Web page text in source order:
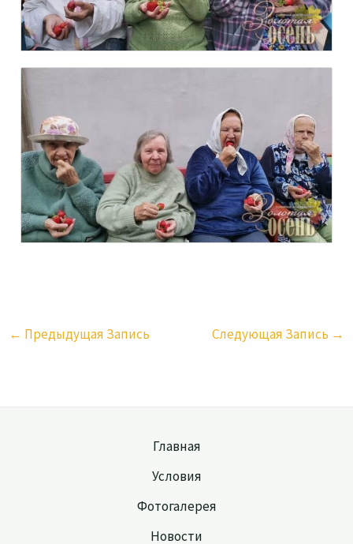
← Предыдущая Запись Следующая Запись →
Главная
Условия
Фотогалерея
Новости